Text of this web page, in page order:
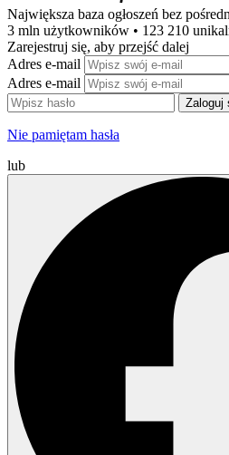
Największa baza ogłoszeń bez
3 mln użytkowników • 123 210
Zarejestruj się, aby przejść dalej
Adres e-mail
Adres e-mail
Zaloguj
Nie pamiętam hasła
lub